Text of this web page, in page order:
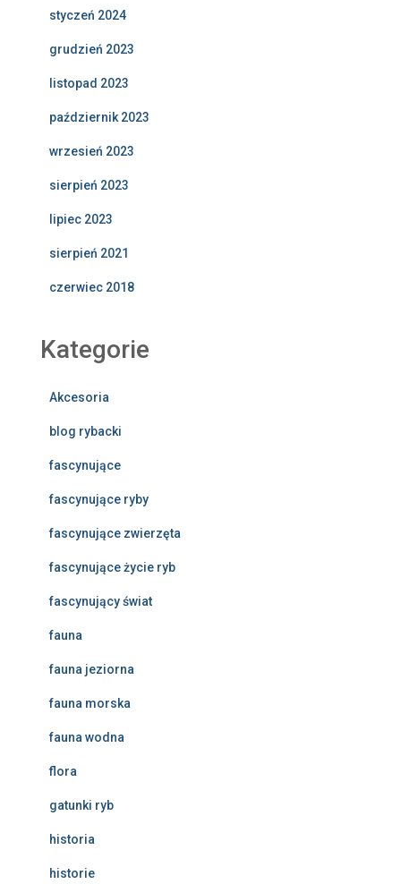
styczeń 2024
grudzień 2023
listopad 2023
październik 2023
wrzesień 2023
sierpień 2023
lipiec 2023
sierpień 2021
czerwiec 2018
Kategorie
Akcesoria
blog rybacki
fascynujące
fascynujące ryby
fascynujące zwierzęta
fascynujące życie ryb
fascynujący świat
fauna
fauna jeziorna
fauna morska
fauna wodna
flora
gatunki ryb
historia
historie